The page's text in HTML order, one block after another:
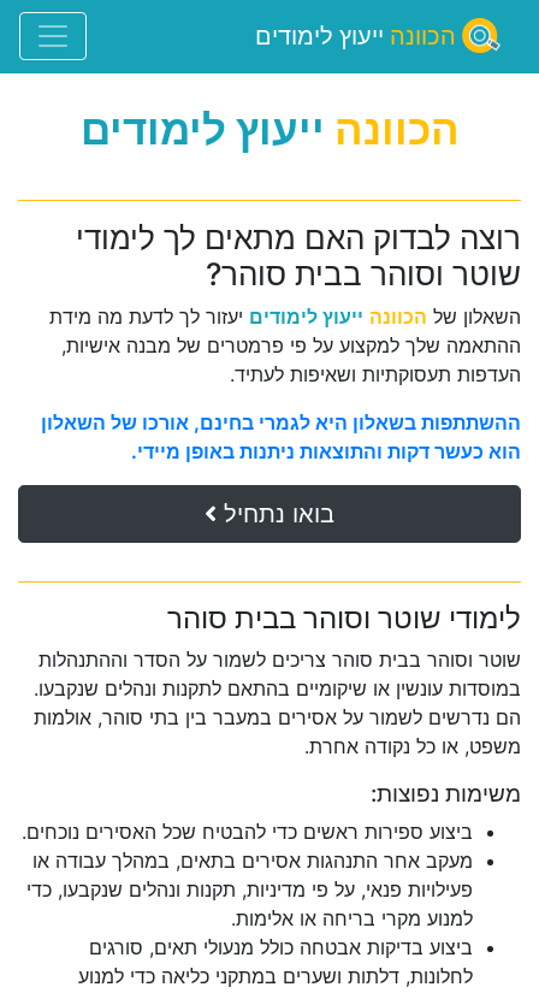
הכוונה ייעוץ לימודים
הכוונה ייעוץ לימודים
רוצה לבדוק האם מתאים לך לימודי
שוטר וסוהר בבית סוהר?
השאלון של הכוונה ייעוץ לימודים יעזור לך לדעת מה מידת
ההתאמה שלך למקצוע על פי פרמטרים של מבנה אישיות,
העדפות תעסוקתיות ושאיפות לעתיד.
ההשתתפות בשאלון היא לגמרי בחינם, אורכו של השאלון
הוא כעשר דקות והתוצאות ניתנות באופן מיידי.
בואו נתחיל
לימודי שוטר וסוהר בבית סוהר
שוטר וסוהר בבית סוהר צריכים לשמור על הסדר וההתנהלות
במוסדות עונשין או שיקומיים בהתאם לתקנות ונהלים שנקבעו.
הם נדרשים לשמור על אסירים במעבר בין בתי סוהר, אולמות
משפט, או כל נקודה אחרת.
משימות נפוצות:
ביצוע ספירות ראשים כדי להבטיח שכל האסירים נוכחים.
מעקב אחר התנהגות אסירים בתאים, במהלך עבודה או
פעילויות פנאי, על פי מדיניות, תקנות ונהלים שנקבעו, כדי
למנוע מקרי בריחה או אלימות.
ביצוע בדיקות אבטחה כולל מנעולי תאים, סורגים
לחלונות, דלתות ושערים במתקני כליאה כדי למנוע